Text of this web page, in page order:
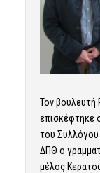
Τον βουλευτή
επισκέφτηκε
του Συλλόγου
ΔΠΘ ο
μέλος